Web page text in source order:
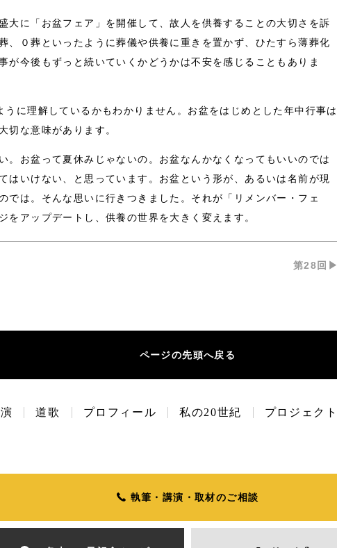
大に「お盆フェア」を開催して、故人を供養することの大切さを訴
、０葬といったように葬儀や供養に重きを置かず、ひたすら薄葬化
今後もずっと続いていくかどうかは不安を感じることもありま
に理解しているかもわかりません。お盆をはじめとした年中行事は
切な意味があります。
。お盆って夏休みじゃないの。お盆なんかなくなってもいいのでは
いけない、と思っています。お盆という形が、あるいは名前が現
は。そんな思いに行きつきました。それが「リメンバー・フェ
アップデートし、供養の世界を大きく変えます。
第28回▶︎
ページの先頭へ戻る
道歌 プロフィール 私の20世紀 プロジェクト
執筆・講演・取材のご相談